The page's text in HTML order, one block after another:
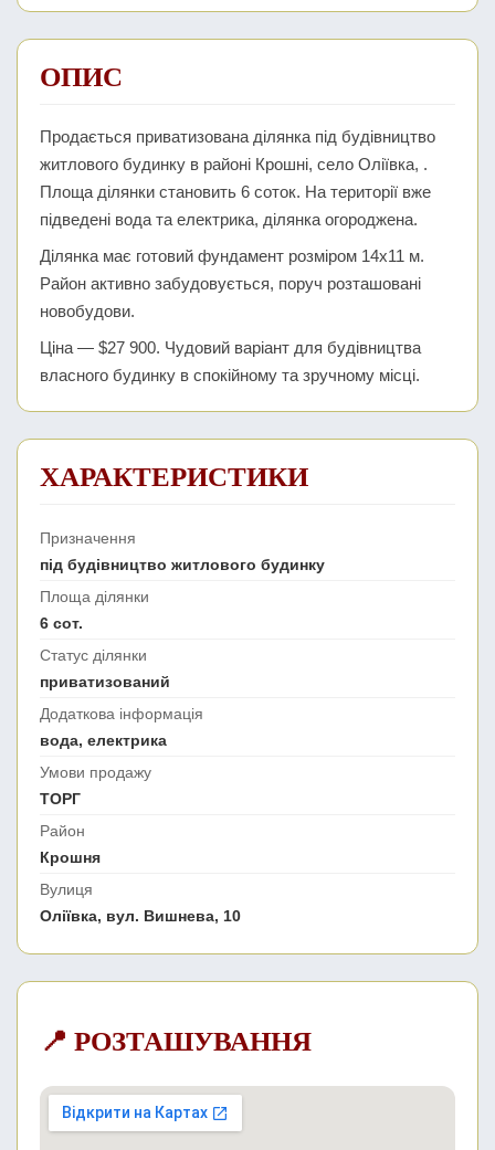
ОПИС
Продається приватизована ділянка під будівництво
житлового будинку в районі Крошні, село Оліївка, .
Площа ділянки становить 6 соток. На території вже
підведені вода та електрика, ділянка огороджена.
Ділянка має готовий фундамент розміром 14х11 м.
Район активно забудовується, поруч розташовані
новобудови.
Ціна — $27 900. Чудовий варіант для будівництва
власного будинку в спокійному та зручному місці.
ХАРАКТЕРИСТИКИ
Призначення
під будівництво житлового будинку
Площа ділянки
6 сот.
Статус ділянки
приватизований
Додаткова інформація
вода, електрика
Умови продажу
ТОРГ
Район
Крошня
Вулиця
Оліївка, вул. Вишнева, 10
📍 РОЗТАШУВАННЯ